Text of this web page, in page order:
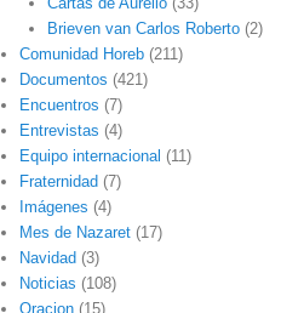
Brieven van Carlos Roberto(2)
Comunidad Horeb (211)
Documentos (421)
Encuentros (7)
Entrevistas (4)
Equipo internacional (11)
Fraternidad (7)
Imágenes (4)
Mes de Nazaret (17)
Navidad (3)
Noticias (108)
Oracion (15)